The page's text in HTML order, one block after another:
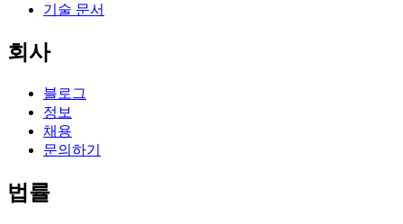
기술 문서
회사
블로그
정보
채용
문의하기
법률